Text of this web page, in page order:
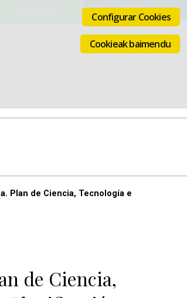
Configurar Cookies
Cookieak baimendu
Plan de Ciencia, Tecnología e
de Ciencia,